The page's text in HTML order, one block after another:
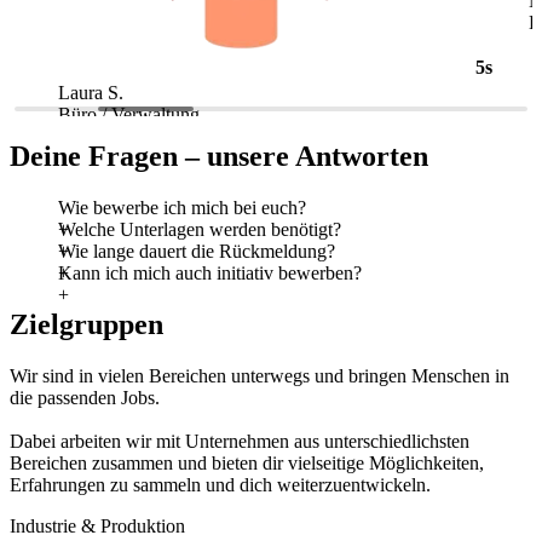
Laura S.
Büro / Verwaltung
5s
Deine Fragen – unsere Antworten
Wie bewerbe ich mich bei euch?
Welche Unterlagen werden benötigt?
Wie lange dauert die Rückmeldung?
Kann ich mich auch initiativ bewerben?
Zielgruppen
Wir sind in vielen Bereichen unterwegs und bringen Menschen in
die passenden Jobs.
Dabei arbeiten wir mit Unternehmen aus unterschiedlichsten
Bereichen zusammen und bieten dir vielseitige Möglichkeiten,
Erfahrungen zu sammeln und dich weiterzuentwickeln.
Industrie & Produktion